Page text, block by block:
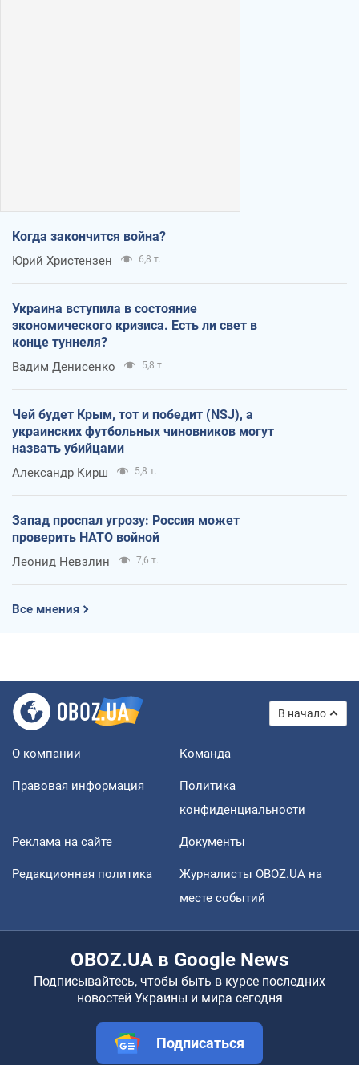
Когда закончится война?
Юрий Христензен 6,8 т.
Украина вступила в состояние
экономического кризиса. Есть ли свет в
конце туннеля?
Вадим Денисенко 5,8 т.
Чей будет Крым, тот и победит (NSJ), а
украинских футбольных чиновников могут
назвать убийцами
Александр Кирш 5,8 т.
Запад проспал угрозу: Россия может
проверить НАТО войной
Леонид Невзлин 7,6 т.
Все мнения
В начало
О компании Команда
Правовая информация
Политика
конфиденциальности
Реклама на сайте Документы
Редакционная политика
Журналисты OBOZ.UA на
месте событий
OBOZ.UA в Google News
Подписывайтесь, чтобы быть в курсе последних
новостей Украины и мира сегодня
Подписаться